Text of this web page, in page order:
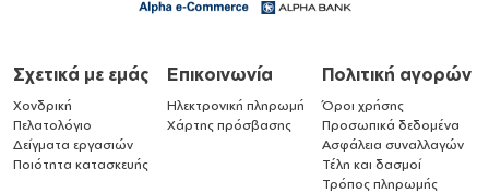
Σχετικά με εμάς
Χονδρική
Πελατολόγιο
Δείγματα εργασιών
Ποιότητα κατασκευής
Επικοινωνία
Ηλεκτρονική πληρωμή
Χάρτης πρόσβασης
Πολιτική αγορών
Όροι χρήσης
Προσωπικά δεδομένα
Ασφάλεια συναλλαγών
Τέλη και δασμοί
Τρόπος πληρωμής